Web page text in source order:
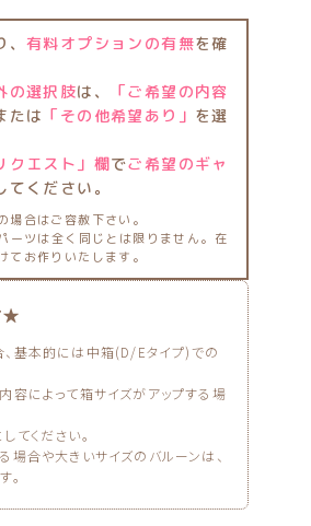
、有料オプションの有無を確
の選択肢は、
「ご希望の内容
たは 「その他希望あり」 を選
クエスト」欄でご希望のギャ
てください。
合はご容赦下さい。
ツは全く同じとは限りません。在
お作りいたします。
★
基本的には中箱(D/Eタイプ)での
容によって箱サイズがアップする場
てください。
場合や大きいサイズのバルーンは、
。